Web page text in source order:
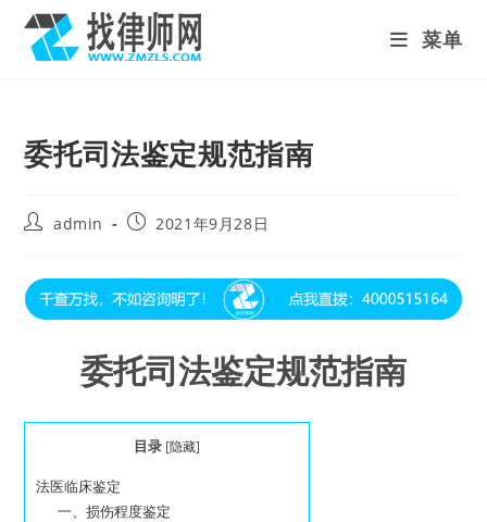
content
菜单
委托司法鉴定规范指南
Postadmin
Post2021年9月28日
委托司法鉴定规范指南
目录 [隐藏]
法医临床鉴定
一、损伤程度鉴定